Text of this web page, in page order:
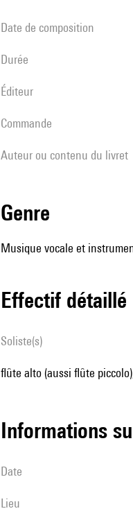
date de composition
durée
éditeur
Commande
Auteur ou contenu du livret
genre
Musique vocale et
effectif détaillé
Soliste(s)
flûte alto (aussi flûte
informations
date
lieu